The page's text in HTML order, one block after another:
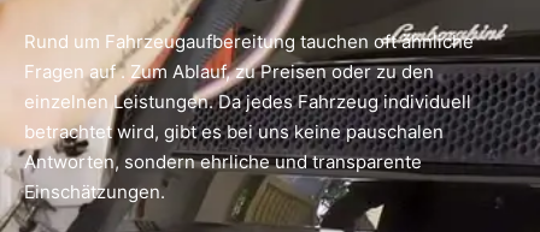
Rund um Fahrzeugaufbereitung tauchen oft ähnliche
Fragen auf . Zum Ablauf, zu Preisen oder zu den
einzelnen Leistungen. Da jedes Fahrzeug individuell
betrachtet wird, gibt es bei uns keine pauschalen
Antworten, sondern ehrliche und transparente
Einschätzungen.